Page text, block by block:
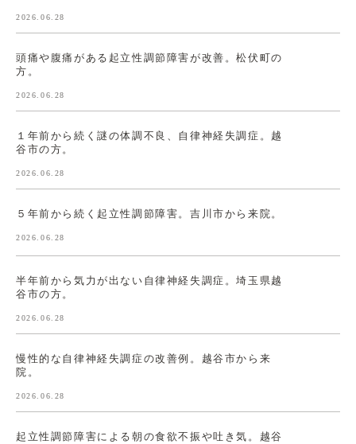
2026.06.28
頭痛や腹痛がある起立性調節障害が改善。松伏町の
方。
2026.06.28
１年前から続く謎の体調不良、自律神経失調症。越
谷市の方。
2026.06.28
５年前から続く起立性調節障害。吉川市から来院。
2026.06.28
半年前から気力が出ない自律神経失調症。埼玉県越
谷市の方。
2026.06.28
慢性的な自律神経失調症の改善例。越谷市から来
院。
2026.06.28
起立性調節障害による朝の食欲不振や吐き気。越谷